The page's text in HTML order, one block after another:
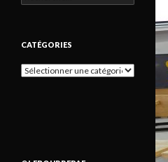
CATÉGORIES
Catégories